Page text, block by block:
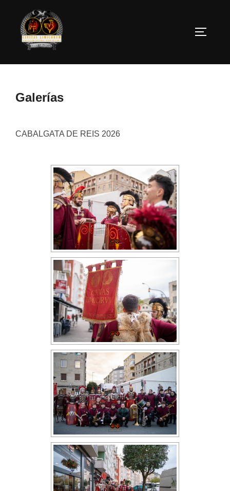
contenido
Galerías
CABALGATA DE REIS 2026